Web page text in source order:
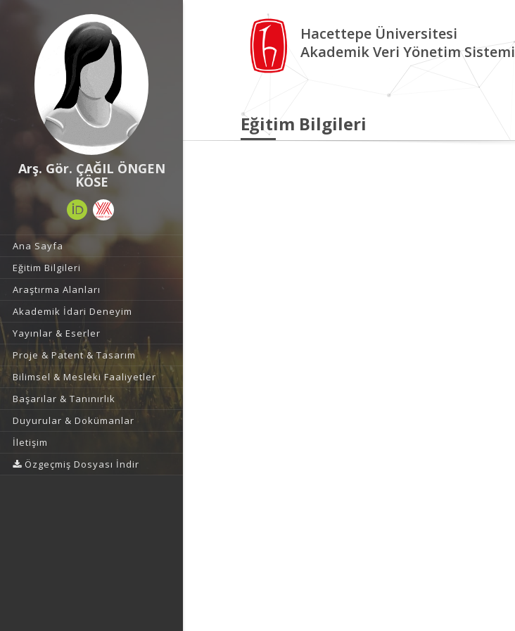
Arş. Gör. ÇAĞIL ÖNGEN
KÖSE
Ana Sayfa
Eğitim Bilgileri
Araştırma Alanları
Akademik İdari Deneyim
Yayınlar & Eserler
Proje & Patent & Tasarım
Bilimsel & Mesleki Faaliyetler
Başarılar & Tanınırlık
Duyurular & Dokümanlar
İletişim
Özgeçmiş Dosyası İndir
Hacettepe Üniversitesi
Akademik Veri Yönetim Sistemi
Eğitim Bilgileri